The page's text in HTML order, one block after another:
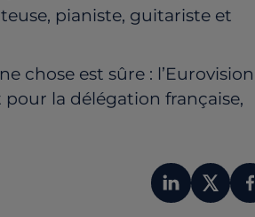
pianiste, guitariste et
chose est sûre : l’Eurovision
la délégation française,